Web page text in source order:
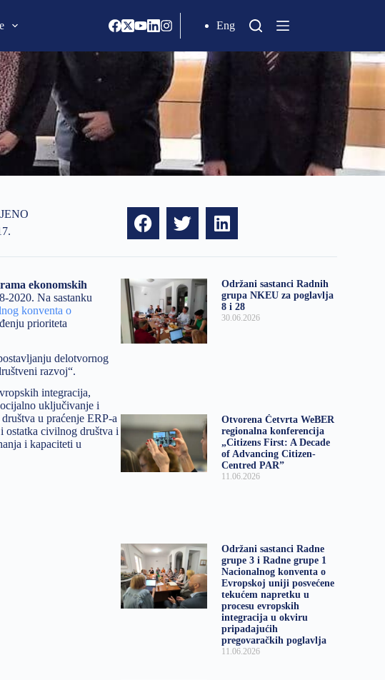
Eng
ekonomskih
2020. Na sastanku
konventa o
prioriteta
delotvornog
razvoj“.
integracija,
uključivanje i
u praćenje ERP-a
ostatka civilnog društva i
i kapaciteti u
Održani sastanci Radnih
grupa NKEU za poglavlja
8 i 28
30.06.2026
Otvorena Četvrta WeBER
regionalna konferencija
„Citizens First: A Decade
of Advancing Citizen-
Centred PAR”
11.06.2026
Održani sastanci Radne
grupe 3 i Radne grupe 1
Nacionalnog konventa o
Evropskoj uniji posvećene
tekućem napretku u
procesu evropskih
integracija u okviru
pripadajućih
pregovaračkih poglavlja
11.06.2026